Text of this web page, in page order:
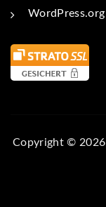
WordPress.org
Copyright © 2026